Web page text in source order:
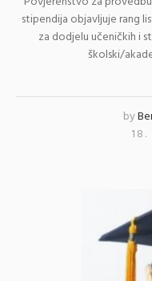
stipendija objavljuje rang
za dodjelu učeničkih i
školski/
by